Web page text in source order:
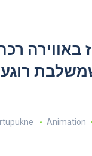
באווירה
Animation